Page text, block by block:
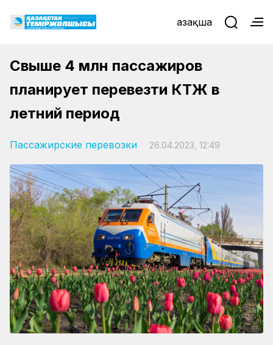
Қазақша
Свыше 4 млн пассажиров
планирует перевезти КТЖ в
летний период
Пассажирские перевозки 26.04.2023, 12:49